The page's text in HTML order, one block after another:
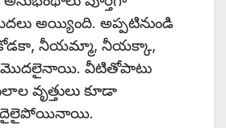
అయ్యింది. అప్పటినుండి
నీయమ్మా, నీయక్కా,
మొదలైనాయి. వీటితోపాటు
వృత్తులు కూడా